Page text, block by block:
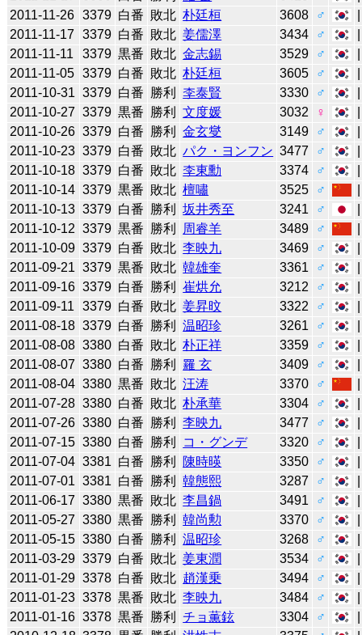
2011-11-26 3379 白番 敗北 朴廷桓 3608 ♂
2011-11-17
3379 白番 敗北 姜儒澤 3434 ♂
2011-11-11
3379 黒番 敗北 金志錫 3529 ♂
2011-11-05 3379 白番 敗北 朴廷桓 3605 ♂
2011-10-31 3379 白番 勝利 李泰賢 3330 ♂
2011-10-27 3379 黒番 勝利 文度媛 3032 ♀
2011-10-26 3379 白番 勝利 金玄燮 3149 ♂
2011-10-23 3379 白番 敗北 パク・ヨンフン 3477 ♂
2011-10-18 3379 白番 敗北 李東勳 3374 ♂
2011-10-14 3379 黒番 敗北 檀嘯 3525 ♂
2011-10-13 3379 白番 勝利 坂井秀至 3241 ♂
2011-10-12 3379 黒番 勝利 周睿羊 3489 ♂
2011-10-09 3379 白番 敗北 李映九 3469 ♂
2011-09-21 3379 黒番 敗北 韓雄奎 3361 ♂
2011-09-16 3379 白番 勝利 崔烘允 3212 ♂
2011-09-11
3379 白番 敗北 姜昇旼 3322 ♂
2011-08-18 3379 白番 勝利 温昭珍 3261 ♂
2011-08-08 3380 白番 敗北 朴正祥 3359 ♂
2011-08-07 3380 白番 勝利 羅 玄 3409 ♂
2011-08-04 3380 黒番 敗北 汪涛 3370 ♂
2011-07-28 3380 白番 敗北 朴承華 3304 ♂
2011-07-26 3380 白番 勝利 李映九 3477 ♂
2011-07-15 3380 白番 勝利 コ・グンデ 3320 ♂
2011-07-04 3381 白番 勝利 陳時暎 3350 ♂
2011-07-01 3381 白番 勝利 韓態熙 3287 ♂
2011-06-17 3380 黒番 敗北 李昌鍋 3491 ♂
2011-05-27 3380 黒番 勝利 韓尚勲 3370 ♂
2011-05-15 3380 白番 勝利 温昭珍 3268 ♂
2011-03-29 3379 白番 敗北 姜東潤 3534 ♂
2011-01-29 3378 白番 敗北 趙漢乗 3494 ♂
2011-01-23 3378 黒番 敗北 李映九 3484 ♂
2011-01-16 3378 黒番 勝利 チョ薫鉉 3304 ♂